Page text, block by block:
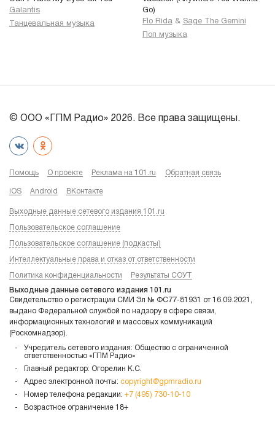
Galantis
Танцевальная музыка
Go)
Flo Rida & Sage The Gemini
Поп музыка
© ООО «ГПМ Радио» 2026. Все права защищены.
Помощь О проекте Реклама на 101.ru Обратная связь
iOS Android ВКонтакте
Выходные данные сетевого издания 101.ru
Пользовательское соглашение
Пользовательское соглашение (подкасты)
Интеллектуальные права и отказ от ответственности
Политика конфиденциальности Результаты СОУТ
Выходные данные сетевого издания 101.ru
Свидетельство о регистрации СМИ Эл № ФС77-81931 от 16.09.2021,
выдано Федеральной службой по надзору в сфере связи,
информационных технологий и массовых коммуникаций
(Роскомнадзор).
Учредитель сетевого издания: Общество с ограниченной
ответственностью «ГПМ Радио»
Главный редактор: Огорелин К.С.
Адрес электронной почты: copyright@gpmradio.ru
Номер телефона редакции: +7 (495) 730-10-10
Возрастное ограничение 18+